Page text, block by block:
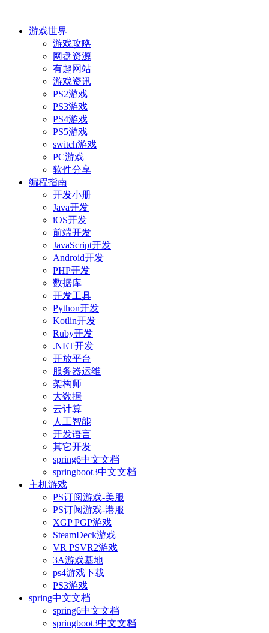
游戏世界
游戏攻略
网盘资源
有趣网站
游戏资讯
PS2游戏
PS3游戏
PS4游戏
PS5游戏
switch游戏
PC游戏
软件分享
编程指南
开发小册
Java开发
iOS开发
前端开发
JavaScript开发
Android开发
PHP开发
数据库
开发工具
Python开发
Kotlin开发
Ruby开发
.NET开发
开放平台
服务器运维
架构师
大数据
云计算
人工智能
开发语言
其它开发
spring6中文文档
springboot3中文文档
主机游戏
PS订阅游戏-美服
PS订阅游戏-港服
XGP PGP游戏
SteamDeck游戏
VR PSVR2游戏
3A游戏基地
ps4游戏下载
PS3游戏
spring中文文档
spring6中文文档
springboot3中文文档